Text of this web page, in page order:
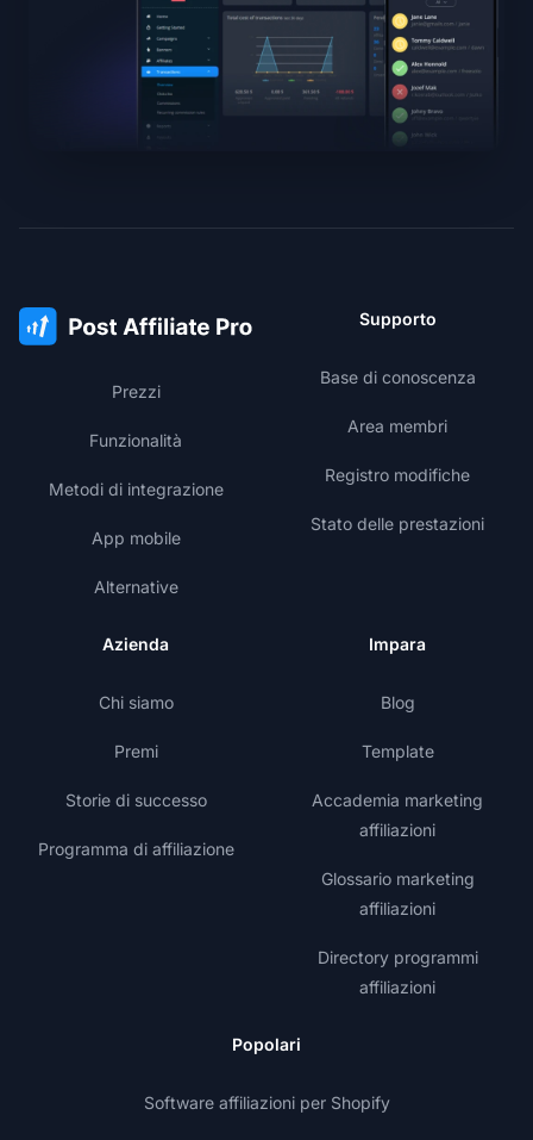
Prezzi
Funzionalità
Metodi di integrazione
App mobile
Alternative
Supporto
Base di conoscenza
Area membri
Registro modifiche
Stato delle prestazioni
Azienda
Chi siamo
Premi
Storie di successo
Programma di affiliazione
Impara
Blog
Template
Accademia marketing
affiliazioni
Glossario marketing
affiliazioni
Directory programmi
affiliazioni
Popolari
Software affiliazioni per Shopify